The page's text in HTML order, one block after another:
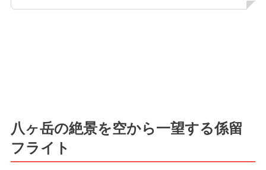
八ヶ岳の絶景を空から一望する係留
フライト